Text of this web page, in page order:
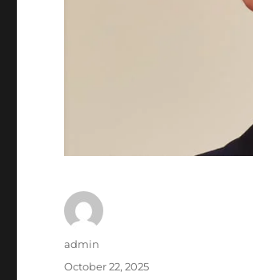
Author
admin
Posted
October 22, 2025